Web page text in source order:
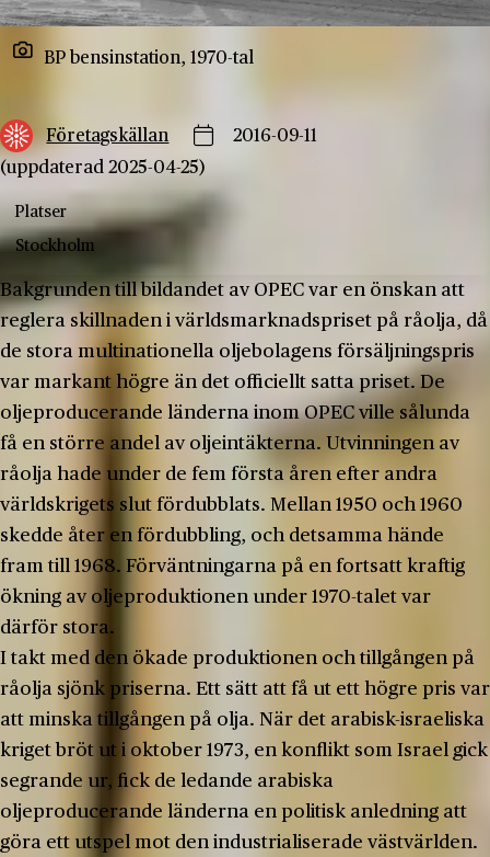
BP bensinstation, 1970-tal
Företagskällan
2016-09-11
(uppdaterad 2025-04-25)
Platser
Stockholm
Bakgrunden till bildandet av OPEC var en önskan att
reglera skillnaden i världsmarknadspriset på råolja, då
de stora multinationella oljebolagens försäljningspris
var markant högre än det officiellt satta priset. De
oljeproducerande länderna inom OPEC ville sålunda
få en större andel av oljeintäkterna. Utvinningen av
råolja hade under de fem första åren efter andra
världskrigets slut fördubblats. Mellan 1950 och 1960
skedde åter en fördubbling, och detsamma hände
fram till 1968. Förväntningarna på en fortsatt kraftig
ökning av oljeproduktionen under 1970-talet var
därför stora.
I takt med den ökade produktionen och tillgången på
råolja sjönk priserna. Ett sätt att få ut ett högre pris var
att minska tillgången på olja. När det arabisk-israeliska
kriget bröt ut i oktober 1973, en konflikt som Israel gick
segrande ur, fick de ledande arabiska
oljeproducerande länderna en politisk anledning att
göra ett utspel mot den industrialiserade västvärlden.